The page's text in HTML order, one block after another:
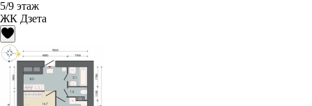
5/9 этаж
ЖК Дзета